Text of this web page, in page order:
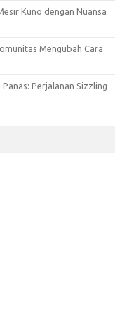
Kuno dengan Nuansa
Mengubah Cara
Perjalanan Sizzling